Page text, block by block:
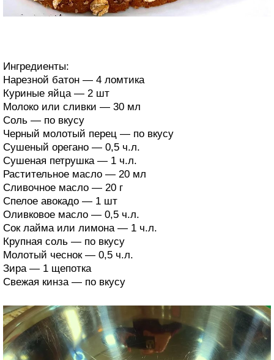
Ингредиенты:
Нарезной батон — 4 ломтика
Куриные яйца — 2 шт
Молоко или сливки — 30 мл
Соль — по вкусу
Черный молотый перец — по вкусу
Сушеный орегано — 0,5 ч.л.
Сушеная петрушка — 1 ч.л.
Растительное масло — 20 мл
Сливочное масло — 20 г
Спелое авокадо — 1 шт
Оливковое масло — 0,5 ч.л.
Сок лайма или лимона — 1 ч.л.
Крупная соль — по вкусу
Молотый чеснок — 0,5 ч.л.
Зира — 1 щепотка
Свежая кинза — по вкусу